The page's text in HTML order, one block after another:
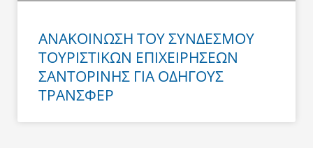
ΑΝΑΚΟΙΝΩΣΗ ΤΟΥ ΣΥΝΔΕΣΜΟΥ
ΤΟΥΡΙΣΤΙΚΩΝ ΕΠΙΧΕΙΡΗΣΕΩΝ
ΣΑΝΤΟΡΙΝΗΣ ΓΙΑ ΟΔΗΓΟΥΣ
ΤΡΑΝΣΦΕΡ